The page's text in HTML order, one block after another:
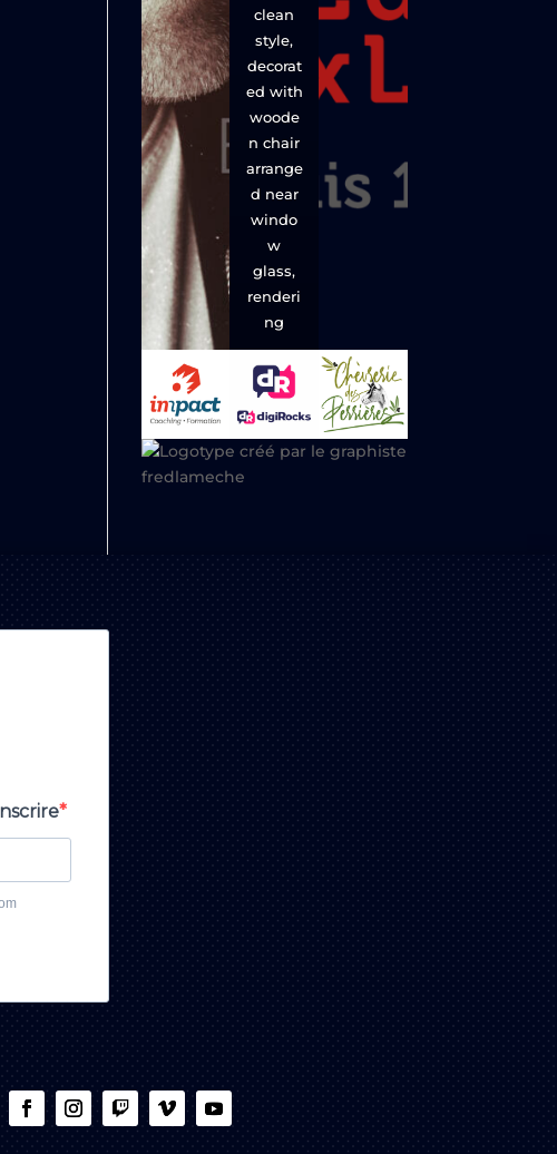
clean
style,
decorat
ed with
woode
n chair
arrange
d near
windo
w
glass,
renderi
ng